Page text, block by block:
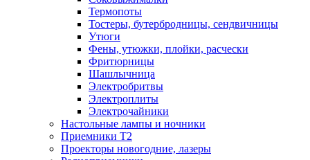
Термопоты
Тостеры, бутербродницы, сендвичницы
Утюги
Фены, утюжки, плойки, расчески
Фритюрницы
Шашлычница
Электробритвы
Электроплиты
Электрочайники
Настольные лампы и ночники
Приемники T2
Проекторы новогодние, лазеры